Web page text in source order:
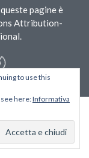
pagine è
Attribution-
to use this
here:Informativa